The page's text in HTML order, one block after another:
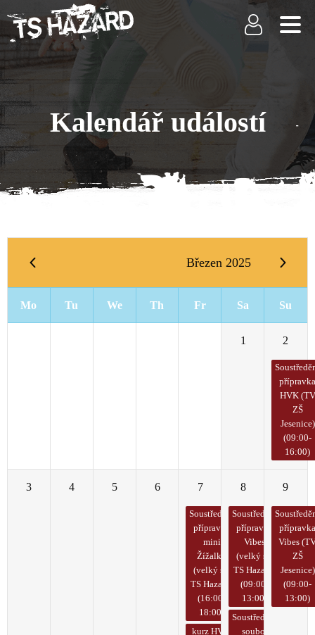
Kalendář událostí
Březen 2025
Mo Tu We Th Fr Sa Su
1 2
HVK (TV
ZŠ
Jesenice)
(09:00-
16:00)
3 4 5 6 7
Soustředění
přípravka
mini
Žížalky
(velký sál
TS Hazard)
(16:00-
18:00)
kurz HVK
8
Soustředění
přípravka
Vibes
(velký sál
TS Hazard)
(09:00-
13:00)
Soustředění
soubor
9
Vibes
ZŠ
Jesenice)
(09:00-
13:00)